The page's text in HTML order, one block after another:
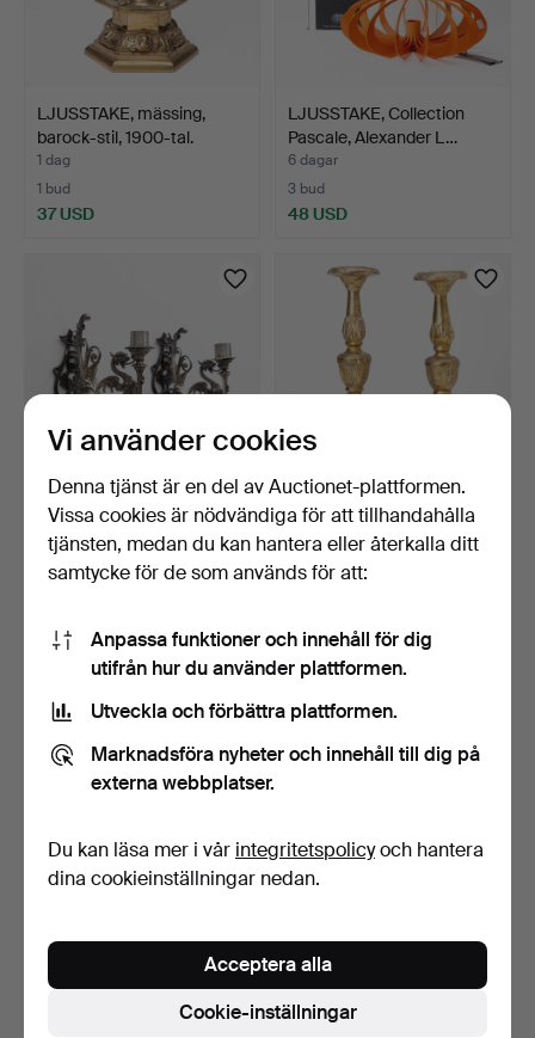
LJUSSTAKE, mässing,
barock-stil, 1900-tal.
1 dag
1 bud
37 USD
LJUSSTAKE, Collection
Pascale, Alexander L…
6 dagar
3 bud
48 USD
VÄGGAPPLIQUER, ett par,
nyrenässans, vitme…
KANDELABRAR. ett par,
bronserat trä, 1900-…
52 min
Tyskland, 1800-…
Värdering
nysilver, Svenska Met…
1 dag
Värdering
85 USD
Vi använder cookies
Denna tjänst är en del av Auctionet-plattformen.
Vissa cookies är nödvändiga för att tillhandahålla
tjänsten, medan du kan hantera eller återkalla ditt
samtycke för de som används för att:
Anpassa funktioner och innehåll för dig
utifrån hur du använder plattformen.
Utveckla och förbättra plattformen.
Marknadsföra nyheter och innehåll till dig på
externa webbplatser.
Du kan läsa mer i vår integritetspolicyoch hantera
dina cookieinställningar nedan.
Cookie-inställningar
Acceptera alla